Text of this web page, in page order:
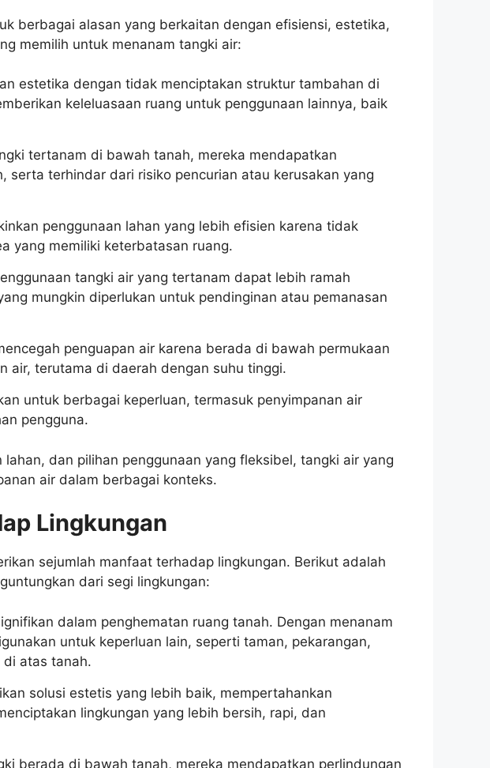
berbagai alasan yang berkaitan dengan efisiensi, estetika,
memilih untuk menanam tangki air:
estetika dengan tidak menciptakan struktur tambahan di
keleluasaan ruang untuk penggunaan lainnya, baik
tertanam di bawah tanah, mereka mendapatkan
terhindar dari risiko pencurian atau kerusakan yang
penggunaan lahan yang lebih efisien karena tidak
yang memiliki keterbatasan ruang.
tangki air yang tertanam dapat lebih ramah
mungkin diperlukan untuk pendinginan atau pemanasan
penguapan air karena berada di bawah permukaan
air, terutama di daerah dengan suhu tinggi.
untuk berbagai keperluan, termasuk penyimpanan air
pengguna.
dan pilihan penggunaan yang fleksibel, tangki air yang
air dalam berbagai konteks.
Lingkungan
sejumlah manfaat terhadap lingkungan. Berikut adalah
dari segi lingkungan:
dalam penghematan ruang tanah. Dengan menanam
untuk keperluan lain, seperti taman, pekarangan,
atas tanah.
solusi estetis yang lebih baik, mempertahankan
lingkungan yang lebih bersih, rapi, dan
berada di bawah tanah, mereka mendapatkan perlindungan